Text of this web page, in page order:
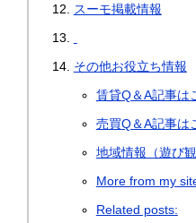
スーモ掲載情報
その他お役立ち情報
賃貸Q＆A記事は
売買Q＆A記事は
地域情報（遊び観
More from my
Related posts: